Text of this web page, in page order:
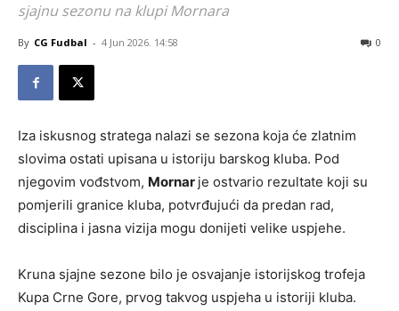
sjajnu sezonu na klupi Mornara
By CG Fudbal - 4 Jun 2026. 14:58 0
Iza iskusnog stratega nalazi se sezona koja će zlatnim
slovima ostati upisana u istoriju barskog kluba. Pod
njegovim vođstvom, Mornar je ostvario rezultate koji su
pomjerili granice kluba, potvrđujući da predan rad,
disciplina i jasna vizija mogu donijeti velike uspjehe.
Kruna sjajne sezone bilo je osvajanje istorijskog trofeja
Kupa Crne Gore, prvog takvog uspjeha u istoriji kluba.